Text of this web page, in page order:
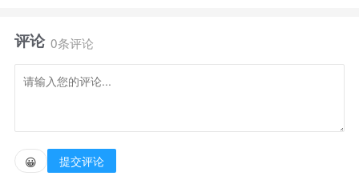
到了妻子的离婚协议书。
三年的感情，终究敌不过身份的差距，然而，殊不
不过是他脚下的沙砾而已！
评论 0条评论
😀 提交评论